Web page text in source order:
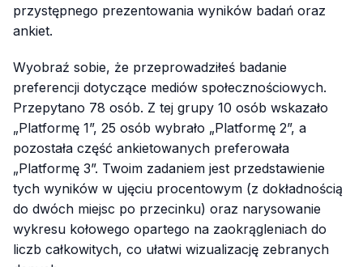
przystępnego prezentowania wyników badań oraz
ankiet.
Wyobraź sobie, że przeprowadziłeś badanie
preferencji dotyczące mediów społecznościowych.
Przepytano 78 osób. Z tej grupy 10 osób wskazało
„Platformę 1”, 25 osób wybrało „Platformę 2”, a
pozostała część ankietowanych preferowała
„Platformę 3”. Twoim zadaniem jest przedstawienie
tych wyników w ujęciu procentowym (z dokładnością
do dwóch miejsc po przecinku) oraz narysowanie
wykresu kołowego opartego na zaokrągleniach do
liczb całkowitych, co ułatwi wizualizację zebranych